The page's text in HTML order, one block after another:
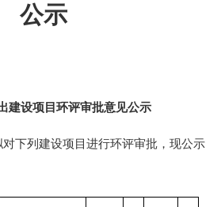
公示
建设项目环评审批意见公示
下列建设项目进行环评审批，现公示